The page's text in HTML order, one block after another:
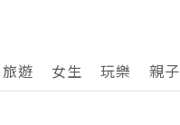
旅遊 女生 玩樂 親子